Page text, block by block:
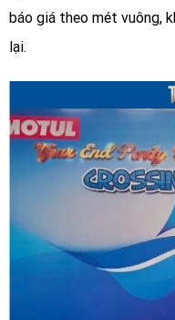
báo giá theo mét vuông,
lại.